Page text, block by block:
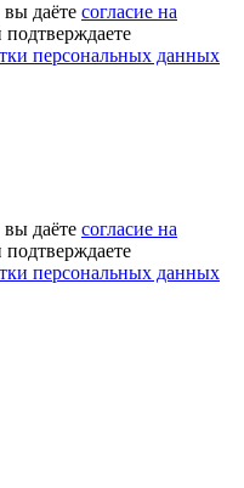
даёте согласие на
подтверждаете
персональных данных
даёте согласие на
подтверждаете
персональных данных